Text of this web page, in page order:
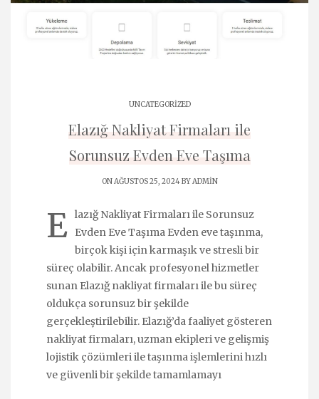
UNCATEGORIZED
Elazığ Nakliyat Firmaları ile
Sorunsuz Evden Eve Taşıma
ON AĞUSTOS 25, 2024 BYADMIN
E lazığ Nakliyat Firmaları ile Sorunsuz
Evden Eve Taşıma Evden eve taşınma,
birçok kişi için karmaşık ve stresli bir
süreç olabilir. Ancak profesyonel hizmetler
sunan Elazığ nakliyat firmaları ile bu süreç
oldukça sorunsuz bir şekilde
gerçekleştirilebilir. Elazığ’da faaliyet gösteren
nakliyat firmaları, uzman ekipleri ve gelişmiş
lojistik çözümleri ile taşınma işlemlerini hızlı
ve güvenli bir şekilde tamamlamayı